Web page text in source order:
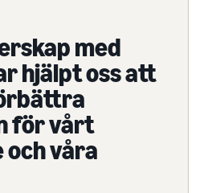
med
hjälpt oss att
för vårt
våra